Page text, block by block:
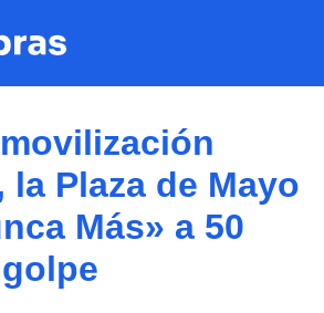
Plaza de Mayo
Más» a 50